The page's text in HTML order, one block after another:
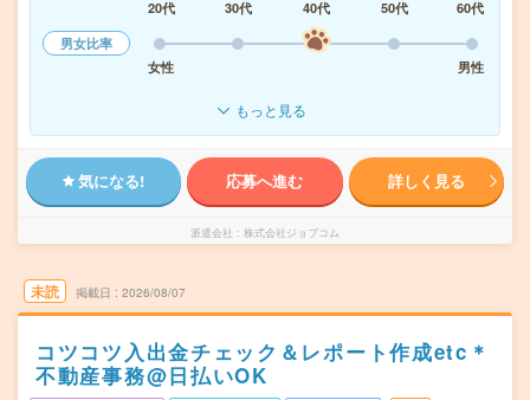
20代 30代 40代 50代
60代
男女比率
女性
男性
もっと見る
気になる! 応募へ進む 詳しく見る
派遣会社 株式会社ジョブコム
未読 掲載日 2026/08/07
コツコツ入出金チェック＆レポート作成etc＊
不動産事務@日払いOK